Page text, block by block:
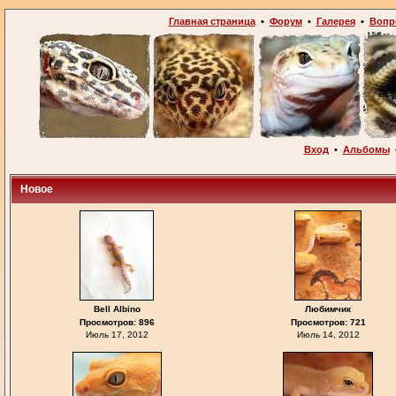
Главная страница• Форум• Галерея•
Вход • Альбомы
Новое
Bell Albino
Просмотров: 896
Июль 17, 2012
Любимчик
Просмотров: 721
Июль 14, 2012